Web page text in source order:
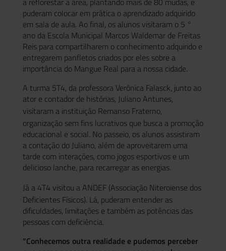
puderam colocar em prática o aprendizado adquirido
em sala de aula. Ao final, os alunos visitaram o 5 °
ano da Escola Municipal Marcos Waldemar de Freitas
Reis para compartilharem o conhecimento adquirido e
entregarem panfletos criados por eles sobre a
importância do Mangue Real para a nossa cidade.
A turma 5T4, da professora Verônica Falasck, junto ao
ator e contador de histórias, Juliano Antunes,
visitaram a instituição Remanso Fraterno,
organização sem fins lucrativos que busca a promoção
educacional e social. No passeio, os alunos assistiram
a contação do Juliano, além de aproveitarem uma
tarde com interações, como jogos esportivos e um
delicioso lanche, para recarregar as energias.
Já a 4T4 visitou aANDEF (Associação Niteroiense dos
Deficientes Físicos). Lá, puderam entender as
dificuldades, limitações e também as potências das
pessoas com deficiência.
“Conhecemos outra realidade e pudemos perceber